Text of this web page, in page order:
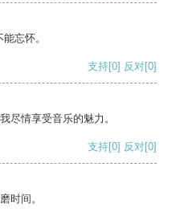
忘怀。
支持[0] 反对[0]
尽情享受音乐的魅力。
支持[0] 反对[0]
时间。